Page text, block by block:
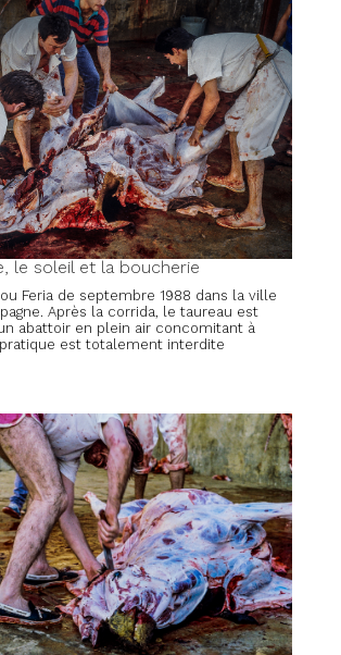
le soleil et la boucherie
Feria de septembre 1988 dans la ville
Après la corrida, le taureau est
abattoir en plein air concomitant à
pratique est totalement interdite